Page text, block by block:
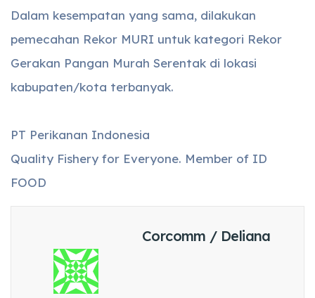
Dalam kesempatan yang sama, dilakukan
pemecahan Rekor MURI untuk kategori Rekor
Gerakan Pangan Murah Serentak di lokasi
kabupaten/kota terbanyak.
PT Perikanan Indonesia
Quality Fishery for Everyone. Member of ID
FOOD
Corcomm / Deliana